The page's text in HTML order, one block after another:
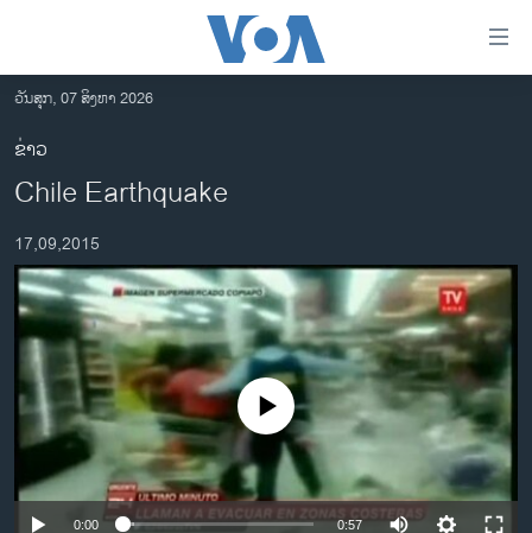
ເຂົ້າ
ຫາ
ຂ້າມ
ຂ້າມ
ໄປ
ຫາ
ຊອກ
ຄົ້ນ
ອາເມຣິກາ
ການເລືອກຕັ້ງ ປະທານາທີບໍດີ ສະຫະລັດ 2024
ຂ່າວ​ຈີນ
ໂລກ
ເອເຊຍ
ອິດສະຫຼະພາບດ້ານການຂ່າວ
ຊີວິດຊາວລາວ
ຊຸມຊົນຊາວລາວ
ວັນສຸກ, 07 ສິງຫາ 2026
ຂ່າວ
Chile Earthquake
17,09,2015
No media source currently available
0:00 0:57